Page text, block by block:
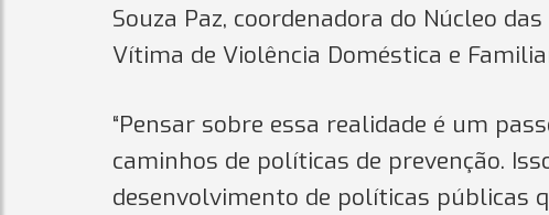
Souza Paz, coordenadora do Núcleo
Vítima de Violência Doméstica e
“Pensar sobre essa realidade é um
caminhos de políticas de prevenção.
desenvolvimento de políticas públicas